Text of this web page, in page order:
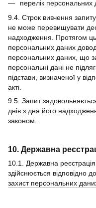
перелік
9.4. Строк вивчення
не може перевищувати
надходження. Протягом
персональних даних
персональних даних, що
персональні дані не
підстави, визначеної у
акті.
9.5. Запит
днів з дня його
законом.
10. Державна
10.1. Державна
здійснюється відповідно
захист персональних